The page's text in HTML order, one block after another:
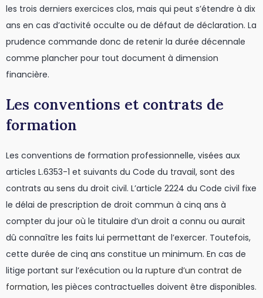
les trois derniers exercices clos, mais qui peut s’étendre à dix
ans en cas d’activité occulte ou de défaut de déclaration. La
prudence commande donc de retenir la durée décennale
comme plancher pour tout document à dimension
financière.
Les conventions et contrats de
formation
Les conventions de formation professionnelle, visées aux
articles L.6353-1 et suivants du Code du travail, sont des
contrats au sens du droit civil. L’article 2224 du Code civil fixe
le délai de prescription de droit commun à cinq ans à
compter du jour où le titulaire d’un droit a connu ou aurait
dû connaître les faits lui permettant de l’exercer. Toutefois,
cette durée de cinq ans constitue un minimum. En cas de
litige portant sur l’exécution ou la rupture d’un contrat de
formation, les pièces contractuelles doivent être disponibles.